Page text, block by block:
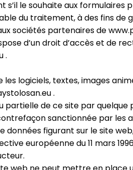
s’il le souhaite aux
du traitement, à des fins
sociétés partenaires de
d’un droit d’accès et
.
les logiciels, textes, images
.
de ce site par quelque
sanctionnée par les
données figurant sur le site
européenne du 11 mars